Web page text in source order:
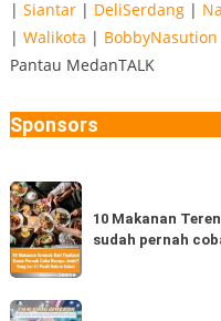
| Siantar| DeliSerdang|
| Walikota | BobbyNasution
Pantau MedanTALK
Sponsors
10
Makanan
Terenak
Ternama
dari
10 Makanan
sudah pernah
Rekomendasi